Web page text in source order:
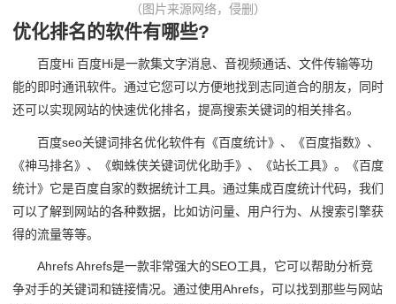
（图片来源网络，侵删）
优化排名的软件有哪些?
百度Hi 百度Hi是一款集文字消息、音视频通话、文件传输等功
能的即时通讯软件。通过它您可以方便地找到志同道合的朋友，同时
还可以实现网站的快速优化排名，提高搜索关键词的相关排名。
百度seo关键词排名优化软件有《百度统计》、《百度指数》、
《神马排名》、《蜘蛛侠关键词优化助手》、《站长工具》。《百度
统计》它是百度自家的数据统计工具。通过集成百度统计代码，我们
可以了解到网站的各种数据，比如访问量、用户行为、从搜索引擎获
得的流量等等。
Ahrefs Ahrefs是一款非常强大的SEO工具，它可以帮助分析竞
争对手的关键词和链接情况。通过使用Ahrefs，可以找到那些与网站